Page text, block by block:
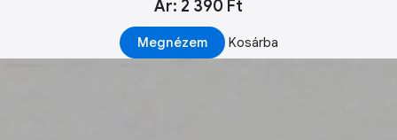
Ár: 2 390 Ft
Megnézem Kosárba